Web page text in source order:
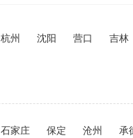
杭州 沈阳 营口 吉林
石家庄 保定 沧州
承